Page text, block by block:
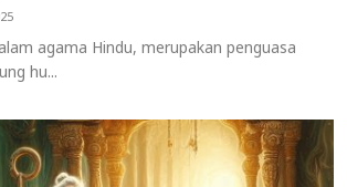
agama Hindu, merupakan penguasa
hu...